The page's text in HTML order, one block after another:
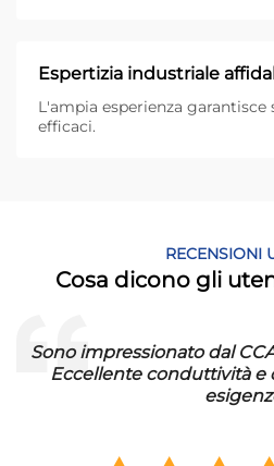
Espertizia industriale
L'ampia esperienza
efficaci.
RECENSIONI
Cosa dicono gli
Sono impressionato dal
Eccellente conduttività e